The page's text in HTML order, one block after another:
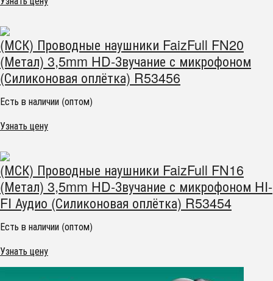
(МСК) Проводные наушники FaizFull FN20
(Метал) 3,5mm HD-Звучание с микрофоном
(Силиконовая оплётка) R53456
Есть в наличии (оптом)
Узнать цену
(МСК) Проводные наушники FaizFull FN16
(Метал) 3,5mm HD-Звучание с микрофоном HI-
FI Аудио (Силиконовая оплётка) R53454
Есть в наличии (оптом)
Узнать цену